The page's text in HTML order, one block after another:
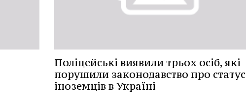
Поліцейські виявили трьох осіб, які
порушили законодавство про статус
іноземців в Україні